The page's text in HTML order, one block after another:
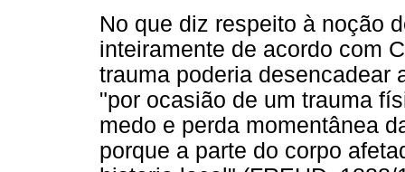
No que diz respeito à noção
inteiramente de acordo com
trauma poderia desencadear
"por ocasião de um trauma
medo e perda momentânea
porque a parte do corpo